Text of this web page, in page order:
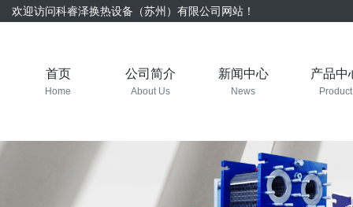
欢迎访问科睿泽换热设备（苏州）有限公司网站！
首页
Home
公司简介
About Us
新闻中心
News
产品中
Product